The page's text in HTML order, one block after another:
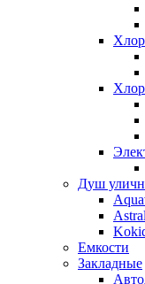
Душ
Емкости
Закладные